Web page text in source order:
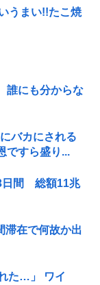
うまい!!たこ焼
誰にも分からな
バカにされる
ですら盛り...
日間 総額11兆
滞在で何故か出
た…」 ワイ